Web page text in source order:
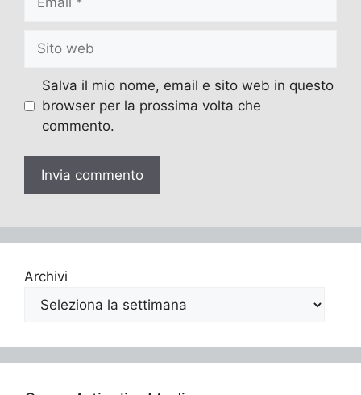
web
Salva il mio nome, email e sito web in questo
browser per la prossima volta che
commento.
Archivi